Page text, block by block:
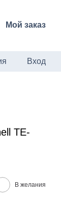
Мой заказ
Вход
TE-
В желания